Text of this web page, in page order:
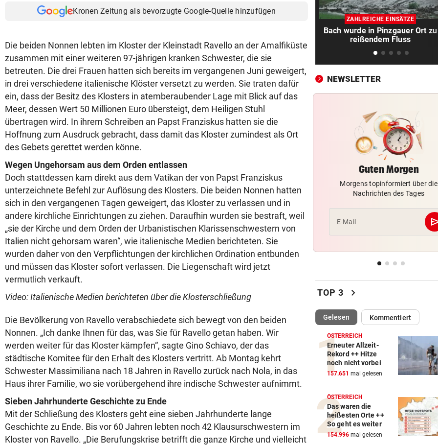
Kronen Zeitung als bevorzugte Google-Quelle hinzufügen
Die beiden Nonnen lebten im Kloster der Kleinstadt Ravello an der Amalfiküste
zusammen mit einer weiteren 97-jährigen kranken Schwester, die sie
betreuten. Die drei Frauen hatten sich bereits im vergangenen Juni geweigert,
in drei verschiedene italienische Klöster versetzt zu werden. Sie traten dafür
ein, dass der Besitz des Klosters in atemberaubender Lage mit Blick auf das
Meer, dessen Wert 50 Millionen Euro übersteigt, dem Heiligen Stuhl
übertragen wird. In ihrem Schreiben an Papst Franziskus hatten sie die
Hoffnung zum Ausdruck gebracht, dass damit das Kloster zumindest als Ort
des Gebets gerettet werden könne.
Wegen Ungehorsam aus dem Orden entlassen
Doch stattdessen kam direkt aus dem Vatikan der von Papst Franziskus
unterzeichnete Befehl zur Auflösung des Klosters. Die beiden Nonnen hatten
sich in den vergangenen Tagen geweigert, das Kloster zu verlassen und in
andere kirchliche Einrichtungen zu ziehen. Daraufhin wurden sie bestraft, weil
„sie der Kirche und dem Orden der Urbanistischen Klarissenschwestern von
Italien nicht gehorsam waren“, wie italienische Medien berichteten. Sie
wurden daher von den Verpflichtungen der kirchlichen Ordination entbunden
und müssen das Kloster sofort verlassen. Die Liegenschaft wird jetzt
vermutlich verkauft.
Video: Italienische Medien berichteten über die Klosterschließung
Die Bevölkerung von Ravello verabschiedete sich bewegt von den beiden
Nonnen. „Ich danke Ihnen für das, was Sie für Ravello getan haben. Wir
werden weiter für das Kloster kämpfen“, sagte Gino Schiavo, der das
städtische Komitee für den Erhalt des Klosters vertritt. Ab Montag kehrt
Schwester Massimiliana nach 18 Jahren in Ravello zurück nach Nola, in das
Haus ihrer Familie, wo sie vorübergehend ihre indische Schwester aufnimmt.
Sieben Jahrhunderte Geschichte zu Ende
Mit der Schließung des Klosters geht eine sieben Jahrhunderte lange
Geschichte zu Ende. Bis vor 60 Jahren lebten noch 42 Klausurschwestern im
Kloster von Ravello. „Die Berufungskrise betrifft die ganze Kirche und vielleicht
EUROPA-LEAGUE-QUALI vor
Joker Tabakovic führt
Last-Minute-Sieg
Erste Anklage gegen Israeli
Gaza-Krieg
STIMMEN ZUM SPIEL vor
superhappy nach Hause“
ORKAN, KEIN STROM & CO
Skurrilitäten in der Red Bull
häufen sich
WASSERSPRINGEN vor 7
Knoll bei EM Achter vom
Lotfi auf Rang 12!
vor
Sprintrennen geben
Katzentöter-Anwalt: „Nie so
Hass begegnet“
TRUMP DROHT:
Lange Haftstrafen für
über Waffenengpässe
CONFERENCE LEAGUE vor
Sieg! Austria stößt die Tür
Play-off weit auf
MITTEN IN HITZEWELLE vor
Irre! Salzburg – Pafos wegen
Sintflut unterbrochen
ZAHLREICHE EINSÄTZE
Bach wurde in Pinzgauer Ort zu
reißendem Fluss
NEWSLETTER
Guten Morgen
Morgens topinformiert über die
Nachrichten des Tages
E-Mail
TOP 3 chevron_right
Gelesen(ausgewählt)Kommentiert
ÖSTERREICH
Erneuter Allzeit-
Rekord ++ Hitze
noch nicht vorbei
157.651 mal gelesen
ÖSTERREICH
Das waren die
heißesten Orte ++
So geht es weiter
154.996 mal gelesen